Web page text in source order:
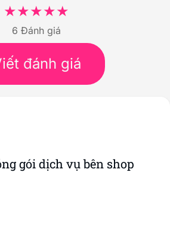
6 Đánh giá
đánh giá
gói dịch vụ bên shop